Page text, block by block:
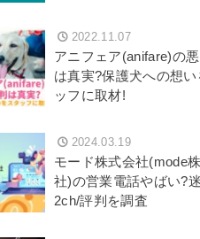
アニフェア(anifare)の悪
は真実?保護犬への想い
ッフに取材!
2022.11.07
モード株式会社(mode
社)の営業電話やばい?
2ch/評判を調査
2024.03.19